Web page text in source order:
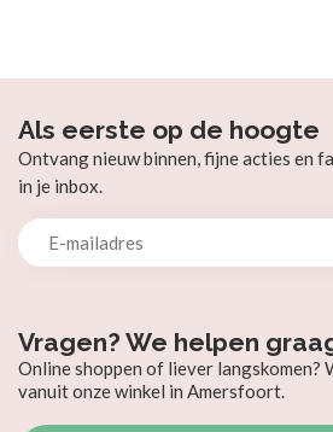
Vragen? We helpen
Online shoppen of liever langskomen?
vanuit onze winkel in Amersfoort.
Als eerste op de hoogte
Ontvang nieuw binnen, fijne acties en
in je inbox.